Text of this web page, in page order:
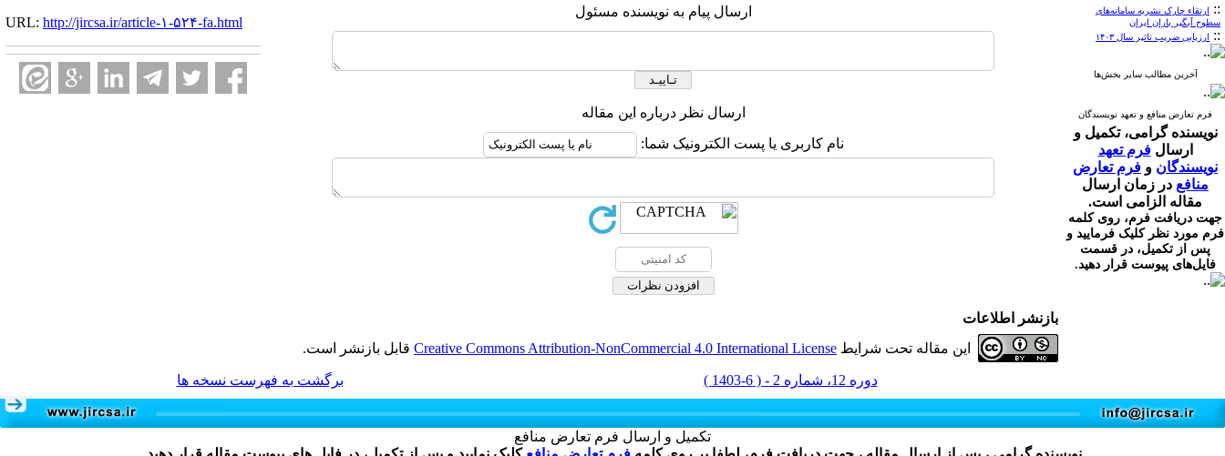
:: ارتقاء چارک نشریه سامانه‌های
سطوح آبگیر باران ایران
:: ارزیابی ضریب تاثیر سال ۱۴۰۳
آخرین مطالب سایر بخش‌ها
فرم تعارض منافع و تعهد نویسندگان
نویسنده گرامی، تکمیل و
ارسالفرم تعهد
نویسندگان و فرم تعارض
منافع در زمان ارسال
مقاله الزامی است.
جهت دریافت فرم، روی کلمه
فرم مورد نظر کلیک فرمایید و
پس از تکمیل، در قسمت
فایل‌های پیوست قرار دهید.
ارسال پیام به نویسنده مسئول
ارسال نظر درباره این مقاله
نام کاربری یا پست الکترونیک شما:
URL: http://jircsa.ir/article-۱-۵۲۴-fa.html
بازنشر اطلاعات
این مقاله تحت شرایط Creative Commons Attribution-NonCommercial 4.0 International License قابل بازنشر است.
دوره 12، شماره 2 - ( 6-1403 ) برگشت به فهرست نسخه ها
تکمیل و ارسال فرم تعارض منافع